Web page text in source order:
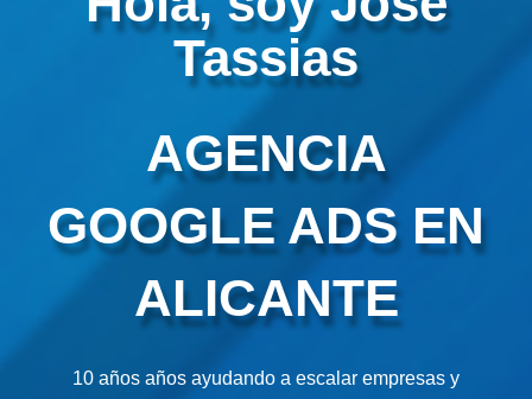
Tassias
AGENCIA
GOOGLE ADS EN
ALICANTE
10 años años ayudando a escalar empresas y